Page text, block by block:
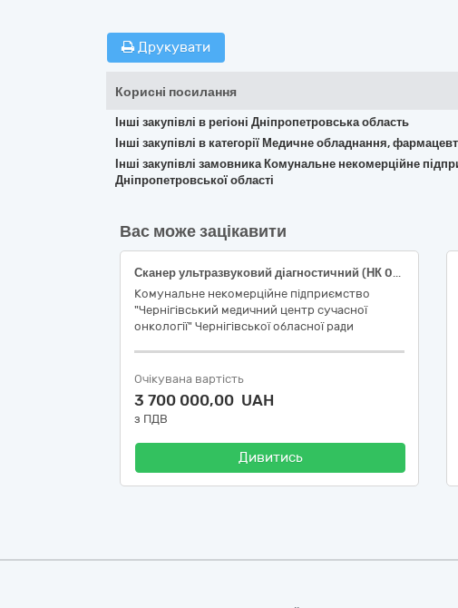
Друкувати
Корисні посилання
Інші закупівлі в регіоні Дніпропетровська область
Інші закупівлі в категорії Медичне обладнання,
Інші закупівлі замовника Комунальне некомерційне
Дніпропетровської області
Вас може зацікавити
Сканер ультразвуковий діагностичний (НК 024:2023 40761 - Загальноприйнята ультразвукова система візуалізації, НК 031:2024 Z110401 - Ультразвукові сканери) (код за ДК 021:2015 33110000-4 Візуалізаційне обладнання для потреб медицини, стоматології та ветеринарної медицини)
Комунальне некомерційне підприємство
"Чернігівський медичний центр сучасної
онкології" Чернігівської обласної ради
Очікувана вартість
3 700 000,00 UAH
з ПДВ
Дивитись